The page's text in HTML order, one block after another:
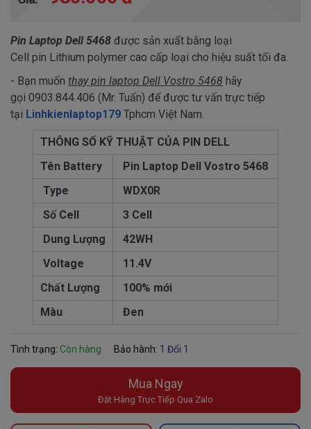
Pin Laptop Dell 5468 được sản xuất bằng loại
Cell pin Lithium polymer cao cấp loại cho hiệu suất tối đa.
- Bạn muốn thay pin laptop Dell Vostro 5468 hãy
gọi 0903.844.406 (Mr. Tuấn) để được tư vấn trực tiếp
tại Linhkienlaptop179 Tphcm Việt Nam.
THÔNG SỐ KỸ THUẬT CỦA PIN DELL
Tên Battery
Pin Laptop Dell Vostro 5468
Type
WDX0R
Số Cell
3 Cell
Dung Lượng
42WH
Voltage
11.4V
Chất Lượng
100% mới
Màu
Đen
Tình trạng: Còn hàng Bảo hành: 1 Đổi 1
Mua Ngay
Đặt Hàng Trực Tiếp Qua Zalo